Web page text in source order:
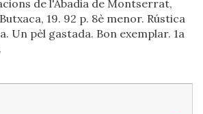
de l'Abadia de Montserrat,
19. 92 p. 8è menor. Rústica
Un pèl gastada. Bon exemplar. 1a